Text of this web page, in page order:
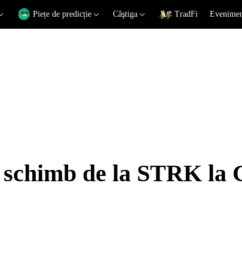
Piețe de predicție Câştiga TradFi
de la STRK la